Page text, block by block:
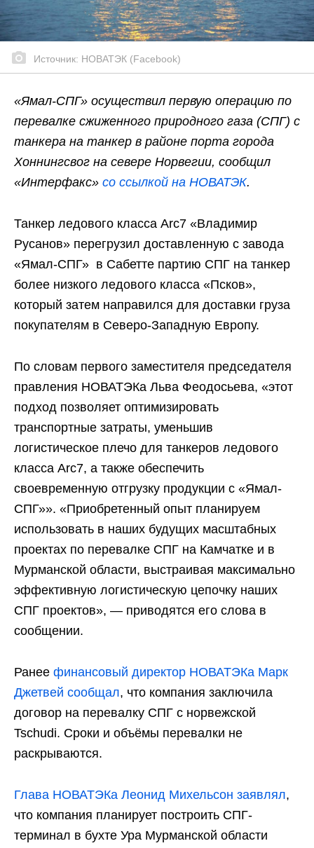
Источник: НОВАТЭК (Facebook)
«Ямал-СПГ» осуществил первую операцию по
перевалке сжиженного природного газа (СПГ) с
танкера на танкер в районе порта города
Хоннингсвог на севере Норвегии, сообщил
«Интерфакс» со ссылкой на НОВАТЭК.
Танкер ледового класса Arc7 «Владимир
Русанов» перегрузил доставленную с завода
«Ямал-СПГ» в Сабетте партию СПГ на танкер
более низкого ледового класса «Псков»,
который затем направился для доставки груза
покупателям в Северо-Западную Европу.
По словам первого заместителя председателя
правления НОВАТЭКа Льва Феодосьева, «этот
подход позволяет оптимизировать
транспортные затраты, уменьшив
логистическое плечо для танкеров ледового
класса Arc7, а также обеспечить
своевременную отгрузку продукции с «Ямал-
СПГ»». «Приобретенный опыт планируем
использовать в наших будущих масштабных
проектах по перевалке СПГ на Камчатке и в
Мурманской области, выстраивая максимально
эффективную логистическую цепочку наших
СПГ проектов», — приводятся его слова в
сообщении.
Ранее финансовый директор НОВАТЭКа Марк
Джетвей сообщал, что компания заключила
договор на перевалку СПГ с норвежской
Tschudi. Сроки и объёмы перевалки не
раскрываются.
Глава НОВАТЭКа Леонид Михельсон заявлял,
что компания планирует построить СПГ-
терминал в бухте Ура Мурманской области